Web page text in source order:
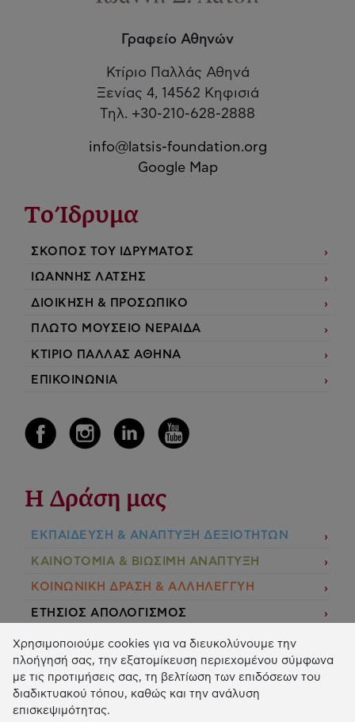
Γραφείο Αθηνών
Κτίριο Παλλάς Αθηνά
Ξενίας 4, 14562 Κηφισιά
Τηλ. +30-210-628-2888
info@latsis-foundation.org
Google Map
Το Ίδρυμα
ΣΚΟΠΟΣ ΤΟΥ ΙΔΡΥΜΑΤΟΣ
ΙΩΑΝΝΗΣ ΛΑΤΣΗΣ
ΔΙΟΙΚΗΣΗ & ΠΡΟΣΩΠΙΚΟ
ΠΛΩΤΟ ΜΟΥΣΕΙΟ ΝΕΡΑΙΔΑ
ΚΤΙΡΙΟ ΠΑΛΛΑΣ ΑΘΗΝΑ
ΕΠΙΚΟΙΝΩΝΙΑ
Η Δράση μας
ΕΚΠΑIΔΕΥΣΗ & ΑΝΑΠΤΥΞΗ ΔΕΞΙΟΤΗΤΩΝ
ΚΑΙΝΟΤΟΜΙΑ & ΒΙΩΣΙΜΗ ΑΝΑΠΤΥΞΗ
ΚΟΙΝΩΝΙΚΗ ΔΡΑΣΗ & ΑΛΛΗΛΕΓΓΥΗ
ΕΤΗΣΙΟΣ ΑΠΟΛΟΓΙΣΜΟΣ
E-LIBRARY
ΧΡΗΜΑΤΟΔΟΤΗΣΕΙΣ
ΑΙΤΗΣΗ ΧΡΗΜΑΤΟΔΟΤΗΣΗΣ
Χρησιμοποιούμε cookies για να διευκολύνουμε την
πλοήγησή σας, την εξατομίκευση περιεχομένου σύμφωνα
με τις προτιμήσεις σας, τη βελτίωση των επιδόσεων του
διαδικτυακού τόπου, καθώς και την ανάλυση
επισκεψιμότητας.